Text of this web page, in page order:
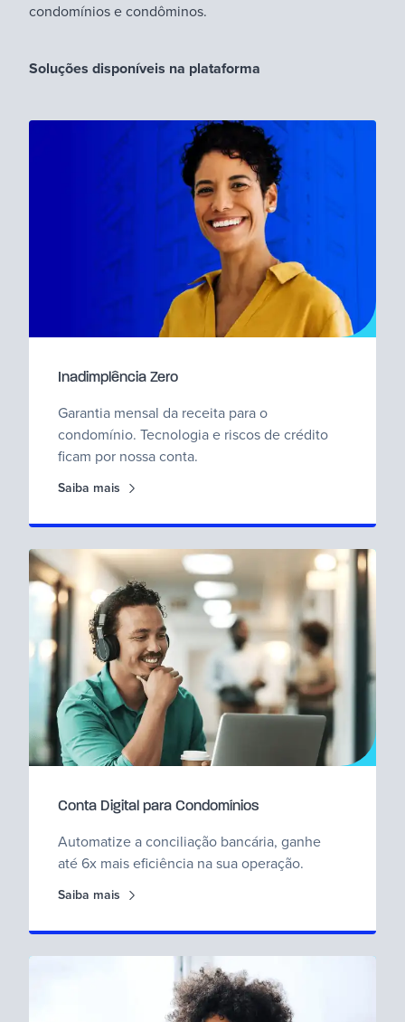
condomínios e condôminos.
Soluções disponíveis na plataforma
Inadimplência Zero
Garantia mensal da receita para o
condomínio. Tecnologia e riscos de crédito
ficam por nossa conta.
Saiba mais
Conta Digital para Condomínios
Automatize a conciliação bancária, ganhe
até 6x mais eficiência na sua operação.
Saiba mais